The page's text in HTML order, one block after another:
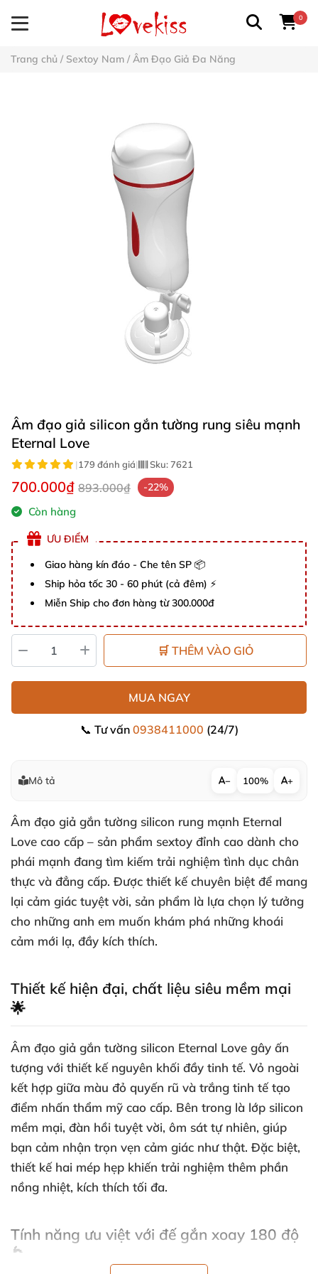
0
Trang chủ / Sextoy Nam / Âm Đạo Giả Đa Năng
Âm đạo giả silicon gắn tường rung siêu mạnh
Eternal Love
|179 đánh giá| Sku:7621
700.000₫ 893.000₫ -22%
Còn hàng
ƯU ĐIỂM
Giao hàng kín đáo - Che tên SP 📦
Ship hỏa tốc 30 - 60 phút (cả đêm) ⚡
Miễn Ship cho đơn hàng từ 300.000đ
🛒 THÊM VÀO GIỎ
MUA NGAY
📞 Tư vấn 0938411000 (24/7)
Mô tả − 100% +
Âm đạo giả gắn tường silicon rung mạnh Eternal
Love cao cấp – sản phẩm sextoy đỉnh cao dành cho
phái mạnh đang tìm kiếm trải nghiệm tình dục chân
thực và đẳng cấp. Được thiết kế chuyên biệt để mang
lại cảm giác tuyệt vời, sản phẩm là lựa chọn lý tưởng
cho những anh em muốn khám phá những khoái
cảm mới lạ, đầy kích thích.
Thiết kế hiện đại, chất liệu siêu mềm mại
🌟
Âm đạo giả gắn tường silicon Eternal Love gây ấn
tượng với thiết kế nguyên khối đầy tinh tế. Vỏ ngoài
kết hợp giữa màu đỏ quyến rũ và trắng tinh tế tạo
điểm nhấn thẩm mỹ cao cấp. Bên trong là lớp silicon
mềm mại, đàn hồi tuyệt vời, ôm sát tự nhiên, giúp
bạn cảm nhận trọn vẹn cảm giác như thật. Đặc biệt,
thiết kế hai mép hẹp khiến trải nghiệm thêm phần
nồng nhiệt, kích thích tối đa.
Tính năng ưu việt với đế gắn xoay 180 độ
🌀